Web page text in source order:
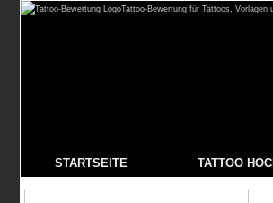
Tattoo-Bewertung für Tattoos, Vorlagen
STARTSEITE TATTOO